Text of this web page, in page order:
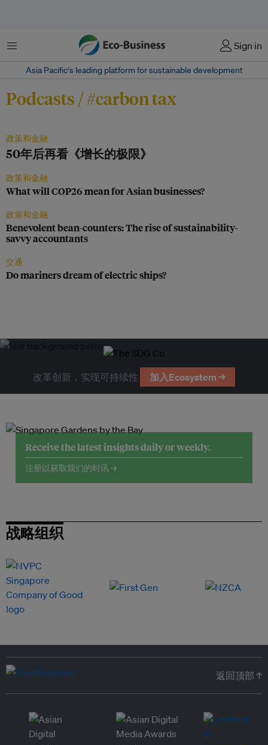
菜单 Sign in
Asia Pacific‘s leading platform for sustainable development
Podcasts / #carbon tax
政策和金融
50年后再看《增长的极限》
政策和金融
What will COP26 mean for Asian businesses?
政策和金融
Benevolent bean-counters: The rise of sustainability-
savvy accountants
交通
Do mariners dream of electric ships?
改革创新，实现可持续性 加入Ecosystem →
Receive the latest insights daily or weekly.
注册以获取我们的时讯 →
战略组织
返回顶部 ↑